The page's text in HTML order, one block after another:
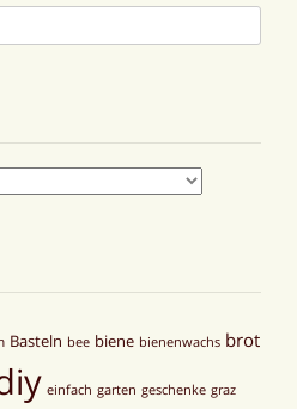
Basteln bee biene bienenwachs brot
einfach garten geschenke graz